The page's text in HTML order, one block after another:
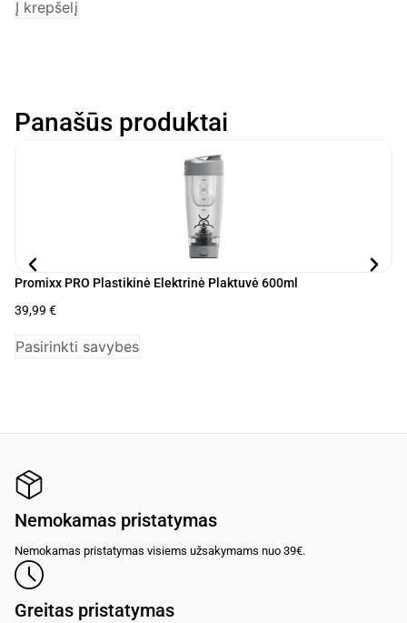
Į krepšelį
Panašūs produktai
Promixx PRO Plastikinė Elektrinė Plaktuvė 600ml
39,99 €
Pasirinkti savybes
Nemokamas pristatymas
Nemokamas pristatymas visiems užsakymams nuo 39€.
Greitas pristatymas